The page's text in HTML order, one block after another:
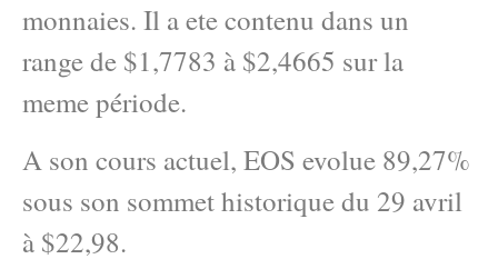
monnaies. Il a ete contenu dans un
range de $1,7783 à $2,4665 sur la
meme période.
A son cours actuel, EOS evolue 89,27%
sous son sommet historique du 29 avril
à $22,98.